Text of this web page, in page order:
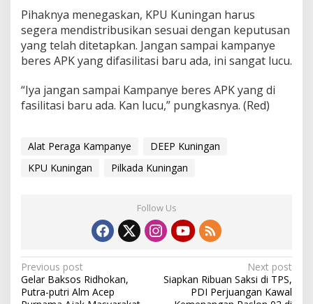
Pihaknya menegaskan, KPU Kuningan harus
segera mendistribusikan sesuai dengan keputusan
yang telah ditetapkan. Jangan sampai kampanye
beres APK yang difasilitasi baru ada, ini sangat lucu.
“Iya jangan sampai Kampanye beres APK yang di
fasilitasi baru ada. Kan lucu,” pungkasnya. (Red)
Alat Peraga Kampanye
DEEP Kuningan
KPU Kuningan
Pilkada Kuningan
Follow Us
Post
navigation
Previous post
Gelar Baksos Ridhokan,
Putra-putri Alm Acep
Next post
Siapkan Ribuan Saksi di TPS,
PDI Perjuangan Kawal